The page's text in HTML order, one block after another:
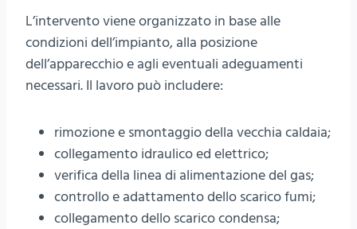
L’intervento viene organizzato in base alle
condizioni dell’impianto, alla posizione
dell’apparecchio e agli eventuali adeguamenti
necessari. Il lavoro può includere:
rimozione e smontaggio della vecchia caldaia;
collegamento idraulico ed elettrico;
verifica della linea di alimentazione del gas;
controllo e adattamento dello scarico fumi;
collegamento dello scarico condensa;